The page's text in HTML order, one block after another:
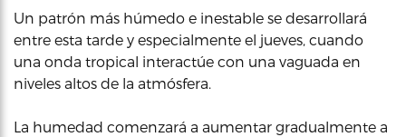
Un patrón más húmedo e inestable se desarrollará
entre esta tarde y especialmente el jueves, cuando
una onda tropical interactúe con una vaguada en
niveles altos de la atmósfera.
La humedad comenzará a aumentar gradualmente a